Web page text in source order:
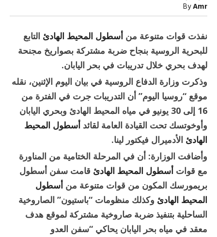
ByAmr
تدريبات
مجنحة
في
بحر
اليابان
مغلقة
نفذت قوات متنوعة منأسطول المحيط الهادئالتابع
للبحرية الروسية بنجاح ضربة مشتركة بصواريخ مجنحة
لهدف بحري خلال تدريبات في بحر اليابان.
وذكرت وزارة الدفاع الروسية في بيان اليوم الإثنين، نقله
موقع “روسيا اليوم” أن التدريبات جرت في الفترة من
16 إلى 30 يونيو في مياه المحيط الهادئ وبحري اليابان
وأوخوتسك تحت القيادة العامة لقائدأسطول المحيط
الهادئالأدميرال فيكتور لينا.
وأضافت الوزارة: أن في المرحلة الختامية من المناورة
مع قواتأسطول المحيط الهادئقامت سفن أسطول
بريمورسك المكون من قوات متنوعة منأسطول
المحيط الهادئوكذلك منظومات “باستيون” الصاروخية
الساحلية بتنفيذ ضربة صاروخية مشتركة لموقع هدف
معقد في مياه بحر اليابان يحاكي “سفن العدو